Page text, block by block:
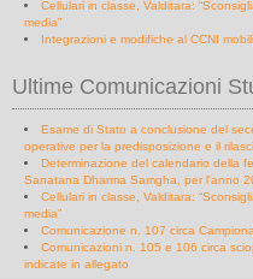
Cellulari in classe, Valditara:
media”
Integrazioni e modifiche al CCNI
Ultime Comunicazioni
Esame di Stato a conclusione del
operative per la predisposizione e il
Determinazione del calendario della
Sanatana Dharma Samgha, per l'anno
Cellulari in classe, Valditara:
media”
Comunicazione n. 107 circa
Comunicazioni n. 105 e 106 circa
indicate in allegato